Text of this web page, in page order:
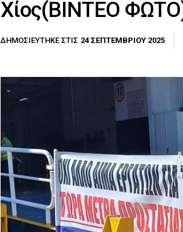
Χίος(ΒΙΝΤΕΟ
ΔΗΜΟΣΙΕΎΤΗΚΕ ΣΤΙΣ 24 ΣΕΠΤΕΜΒΡΊΟΥ 2025